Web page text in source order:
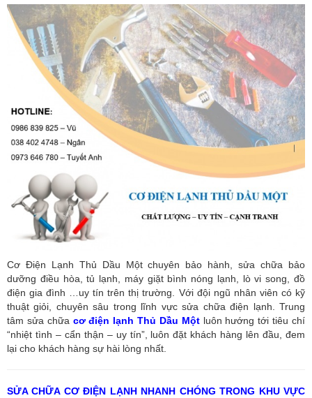
Cơ Điện Lạnh Thủ Dầu Một chuyên bảo hành, sửa chữa bảo
dưỡng điều hòa, tủ lạnh, máy giặt bình nóng lạnh, lò vi song, đồ
điện gia đình …uy tín trên thị trường. Với đội ngũ nhân viên có kỹ
thuật giỏi, chuyên sâu trong lĩnh vực sửa chữa điện lạnh. Trung
tâm sửa chữa cơ điện lạnh Thủ Dầu Mộtluôn hướng tới tiêu chí
“nhiệt tình – cẩn thận – uy tín”, luôn đặt khách hàng lên đầu, đem
lại cho khách hàng sự hài lòng nhất.
SỬA CHỮA CƠ ĐIỆN LẠNH NHANH CHÓNG TRONG KHU VỰC